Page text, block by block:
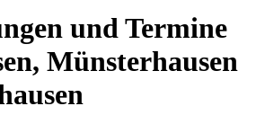
und Termine
Münsterhausen